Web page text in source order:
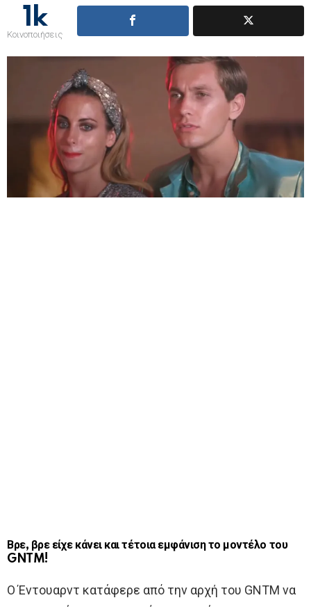
1k
Κοινοποιήσεις
Βρε, βρε είχε κάνει και τέτοια εμφάνιση το μοντέλο του
GNTM!
Ο Έντουαρντ κατάφερε από την αρχή του GNTM να